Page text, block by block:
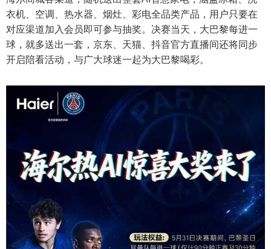
衣机、空调、热水器、烟灶、彩电全品类产品，用户只要在
对应渠道加入会员即可参与抽奖。决赛当天，大巴黎每进一
球，就多送出一套，京东、天猫、抖音官方直播间还将同步
开启陪看活动，与广大球迷一起为大巴黎喝彩。